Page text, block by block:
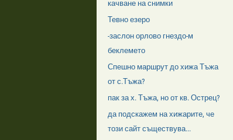
качване на снимки
Тевно езеро
-заслон орлово гнездо-м
беклемето
Спешно маршрут до хижа Тъжа
от с.Тъжа?
пак за х. Тъжа, но от кв. Острец?
да подскажем на хижарите, че
този сайт съществува...